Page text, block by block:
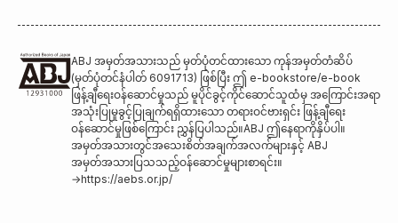
ABJ အမှတ်အသားသည် မှတ်ပုံတင်ထားသော ကုန်အမှတ်တံဆိပ်
(မှတ်ပုံတင်နံပါတ် 6091713) ဖြစ်ပြီး ဤ e-bookstore/e-book
ဖြန့်ချီရေးဝန်ဆောင်မှုသည် မူပိုင်ခွင့်ကိုင်ဆောင်သူထံမှ အကြောင်းအရာ
အသုံးပြုမှုခွင့်ပြုချက်ရရှိထားသော တရားဝင်ဗားရှင်း ဖြန့်ချီရေး
ဝန်ဆောင်မှုဖြစ်ကြောင်း ညွှန်ပြပါသည်။ABJ ဤနေရာကိုနှိပ်ပါ။
အမှတ်အသားတွင်အသေးစိတ်အချက်အလက်များနှင့် ABJ
အမှတ်အသားပြသသည့်ဝန်ဆောင်မှုများစာရင်း။
→https://aebs.or.jp/